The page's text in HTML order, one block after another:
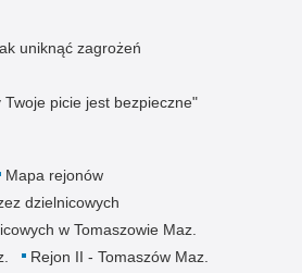
uniknąć zagrożeń
picie jest bezpieczne"
Mapa rejonów
dzielnicowych
w Tomaszowie Maz.
Rejon II - Tomaszów Maz.